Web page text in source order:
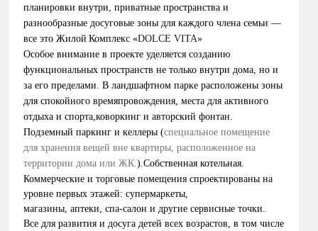
планировки внутри, приватные пространства и
разнообразные досуговые зоны для каждого члена семьи —
все этоЖилoй Комплекс «DOLCE VITA»
Особое внимание в проекте уделяется созданию
функциональных пространств не только внутри дома, но и
за его пределами. В ландшафтном парке расположены зоны
для спокойного времяпровождения, места для активного
отдыха и спорта,коворкинг и авторский фонтан.
Подземный паркинг икеллеры (специальное помещение
для хранения вещей вне квартиры, расположенное на
территории дома или ЖК.).Собственная котельная.
Коммерческие и торговые помещения спроектированы на
уровне первых этажей: супермаркеты,
магазины, аптеки, спа-салон и другие сервисные точки.
Все для развития и досуга детей всех возрастов, в том числе